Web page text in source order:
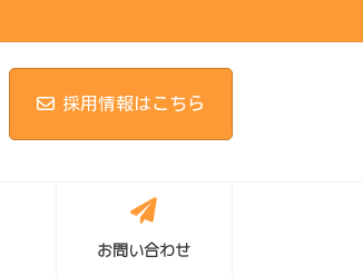
採用情報はこちら
お問い合わせ